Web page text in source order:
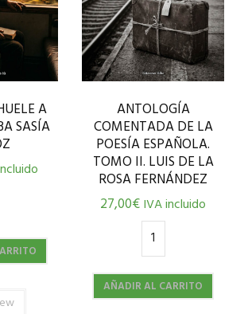
A
SASÍA
ANTOLOGÍA
COMENTADA DE LA
POESÍA ESPAÑOLA.
TOMO II. LUIS DE LA
ROSA FERNÁNDEZ
27,00€IVA incluido
AÑADIR AL CARRITO